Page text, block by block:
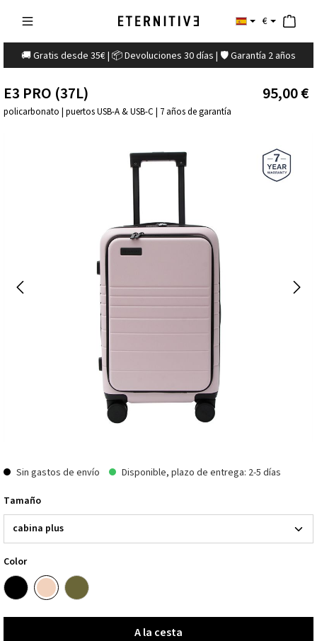
€
🚚 Gratis desde 35€ | 📦 Devoluciones 30 días | 🛡️ Garantía 2 años
E3 PRO (37L)
policarbonato | puertos USB-A & USB-C | 7 años de garantía
95,00 €
Sin gastos de envío
Disponible, plazo de entrega: 2-5 días
Tamaño
Color
A la cesta
A la cesta